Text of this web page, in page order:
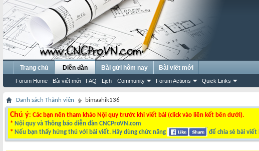
Trang chủ Diễn đàn
Forum Home Bài viết mới FAQ Lịch Community Forum Actions Quick Links
Bài gửi hôm nay Bài viết mới
Danh sách Thành viên bimaahik136
Chú ý: Các bạn nên tham khảo Nội quy trước khi viết bài (click vào liên kết bên dưới).
* Nội quy và Thông báo diễn đàn CNCProVN.com
* Nếu bạn thấy hứng thú với bài viết. Hãy dùng chức năng để chia sẻ bài viết